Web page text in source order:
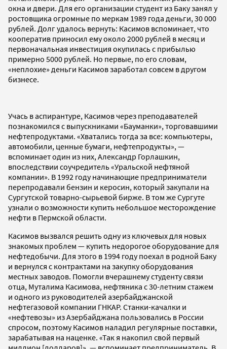
окна и двери. Для его организации студент из Баку занял у
ростовщика огромные по меркам 1989 года деньги, 30 000
рублей. Долг удалось вернуть: Касимов вспоминает, что
кооператив приносил ему около 2000 рублей в месяц и
первоначальная инвестиция окупилась с прибылью
примерно 5000 рублей. Но первые, по его словам,
«неплохие» деньги Касимов заработал совсем в другом
бизнесе.
Учась в аспирантуре, Касимов через преподавателей
познакомился с выпускниками «Бауманки», торговавшими
нефтепродуктами. «Хватались тогда за все: компьютеры,
автомобили, ценные бумаги, нефтепродукты», —
вспоминает один из них, Александр Горлашкин,
впоследствии соучредитель «Уральской нефтяной
компании». В 1992 году начинающие предприниматели
перепродавали бензин и керосин, который закупали на
Сургутской товарно-сырьевой бирже. В том же Сургуте
узнали о возможности купить небольшое месторождение
нефти в Пермской области.
Касимов вызвался решить одну из ключевых для новых
знакомых проблем — купить недорогое оборудование для
нефтедобычи. Для этого в 1994 году поехал в родной Баку
и вернулся с контрактами на закупку оборудования
местных заводов. Помогли вчерашнему студенту связи
отца, Муталима Касимова, нефтяника с 30-летним стажем
и одного из руководителей азербайджанской
нефтегазовой компании ГНКАР. Станки-качалки и
«нефтевозы» из Азербайджана пользовались в России
спросом, поэтому Касимов наладил регулярные поставки,
зарабатывая на наценке. «Так я накопил свой первый